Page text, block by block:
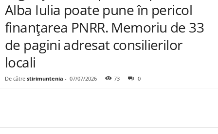
Alba Iulia poate pune în pericol
finanțarea PNRR. Memoriu de 33
de pagini adresat consilierilor
locali
De către stirimuntenia - 07/07/2026 73 0